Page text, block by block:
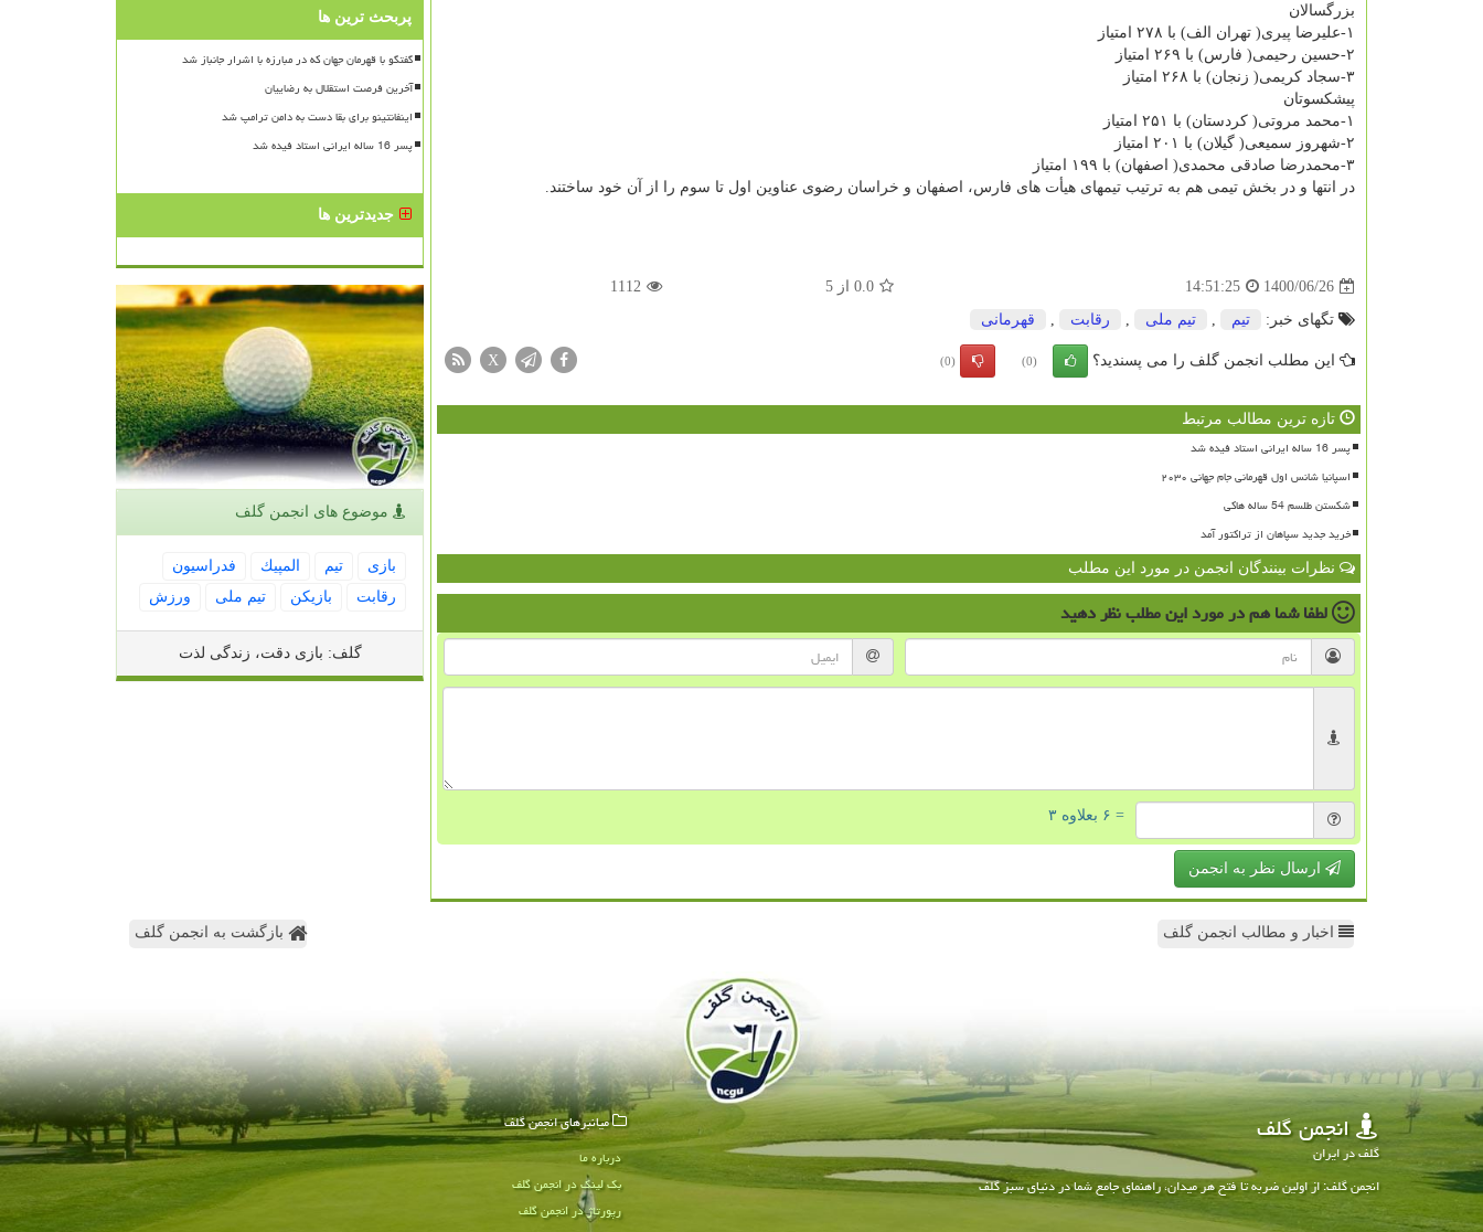
بزرگسالان
۱-علیرضا پیری( تهران الف) با ۲۷۸ امتیاز
۲-حسین رحیمی( فارس) با ۲۶۹ امتیاز
۳-سجاد کریمی( زنجان) با ۲۶۸ امتیاز
پیشکسوتان
۱-محمد مروتی( کردستان) با ۲۵۱ امتیاز
۲-شهروز سمیعی( گیلان) با ۲۰۱ امتیاز
۳-محمدرضا صادقی محمدی( اصفهان) با ۱۹۹ امتیاز
در انتها و در بخش تیمی هم به ترتیب تیمهای هیأت های فارس، اصفهان و خراسان رضوی عناوین اول تا سوم را از آن خود ساختند.
1400/06/26
14:51:25
0.0 از5
1112
تگهای خبر: تیم , تیم ملی , رقابت , قهرمانی
این مطلب انجمن گلف را می پسندید؟ (0)
(0)
X
تازه ترین مطالب مرتبط
پسر 16 ساله ایرانی استاد فیده شد
اسپانیا شانس اول قهرمانی جام جهانی ۲۰۳۰
شکستن طلسم 54 ساله هاکی
خرید جدید سپاهان از تراکتور آمد
نظرات بینندگان انجمن در مورد این مطلب
لطفا شما همدر مورد این مطلبنظر دهید
= ۶ بعلاوه ۳
ارسال نظر به انجمن
پربحث ترین ها
گفتگو با قهرمان جهان که در مبارزه با اشرار جانباز شد
آخرین فرصت استقلال به رضاییان
اینفانتینو برای بقا دست به دامن ترامپ شد
پسر 16 ساله ایرانی استاد فیده شد
جدیدترین ها
موضوع های انجمن گلف
بازی تیم المپیك
فدراسیون
رقابت
بازیكن تیم ملی ورزش
گلف: بازی دقت، زندگی لذت
اخبار و مطالب انجمن گلف بازگشت به انجمن گلف
انجمن گلف
گلف در ایران
انجمن گلف: از اولین ضربه تا فتح هر میدان، راهنمای جامع شما در دنیای سبز گلف
میانبرهای انجمن گلف
درباره ما
بک لینک در انجمن گلف
رپورتاژ در انجمن گلف